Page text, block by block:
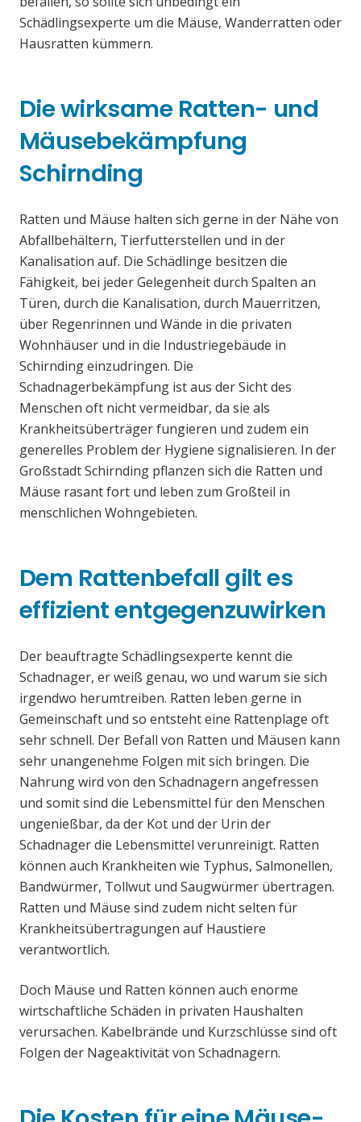
Schädlingsexperte um die Mäuse, Wanderratten oder
Hausratten kümmern.
Die wirksame Ratten- und
Mäusebekämpfung
Schirnding
Ratten und Mäuse halten sich gerne in der Nähe von
Abfallbehältern, Tierfutterstellen und in der
Kanalisation auf. Die Schädlinge besitzen die
Fähigkeit, bei jeder Gelegenheit durch Spalten an
Türen, durch die Kanalisation, durch Mauerritzen,
über Regenrinnen und Wände in die privaten
Wohnhäuser und in die Industriegebäude in
Schirnding einzudringen. Die
Schadnagerbekämpfung ist aus der Sicht des
Menschen oft nicht vermeidbar, da sie als
Krankheitsüberträger fungieren und zudem ein
generelles Problem der Hygiene signalisieren. In der
Großstadt Schirnding pflanzen sich die Ratten und
Mäuse rasant fort und leben zum Großteil in
menschlichen Wohngebieten.
Dem Rattenbefall gilt es
effizient entgegenzuwirken
Der beauftragte Schädlingsexperte kennt die
Schadnager, er weiß genau, wo und warum sie sich
irgendwo herumtreiben. Ratten leben gerne in
Gemeinschaft und so entsteht eine Rattenplage oft
sehr schnell. Der Befall von Ratten und Mäusen kann
sehr unangenehme Folgen mit sich bringen. Die
Nahrung wird von den Schadnagern angefressen
und somit sind die Lebensmittel für den Menschen
ungenießbar, da der Kot und der Urin der
Schadnager die Lebensmittel verunreinigt. Ratten
können auch Krankheiten wie Typhus, Salmonellen,
Bandwürmer, Tollwut und Saugwürmer übertragen.
Ratten und Mäuse sind zudem nicht selten für
Krankheitsübertragungen auf Haustiere
verantwortlich.
Doch Mäuse und Ratten können auch enorme
wirtschaftliche Schäden in privaten Haushalten
verursachen. Kabelbrände und Kurzschlüsse sind oft
Folgen der Nageaktivität von Schadnagern.